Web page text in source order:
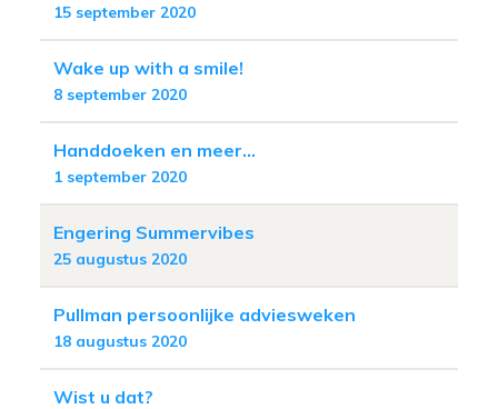
15 september 2020
Wake up with a smile!
8 september 2020
Handdoeken en meer...
1 september 2020
Engering Summervibes
25 augustus 2020
Pullman persoonlijke adviesweken
18 augustus 2020
Wist u dat?